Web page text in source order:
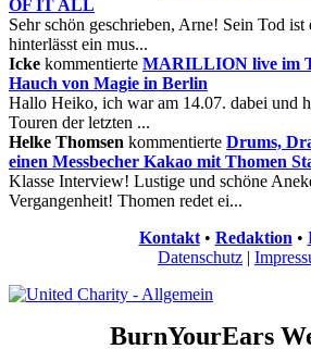
OF IT ALL
Sehr schön geschrieben, Arne! Sein Tod
hinterlässt ein mus...
Icke kommentierte MARILLION live im
Hauch von Magie in Berlin
Hallo Heiko, ich war am 14.07. dabei und
Touren der letzten ...
Helke Thomsen kommentierte Drums,
einen Messbecher Kakao mit Thomen
Klasse Interview! Lustige und schöne
Vergangenheit! Thomen redet ei...
Kontakt• Redaktion •
Datenschutz |
BurnYourEars